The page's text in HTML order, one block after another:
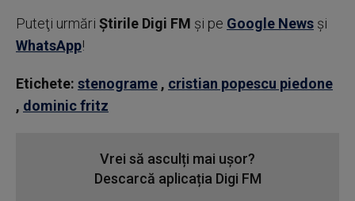
Puteţi urmări Știrile Digi FM şi pe Google News şi
WhatsApp!
Etichete: stenograme , cristian popescu piedone
, dominic fritz
Vrei să asculți mai ușor?
Descarcă aplicația Digi FM